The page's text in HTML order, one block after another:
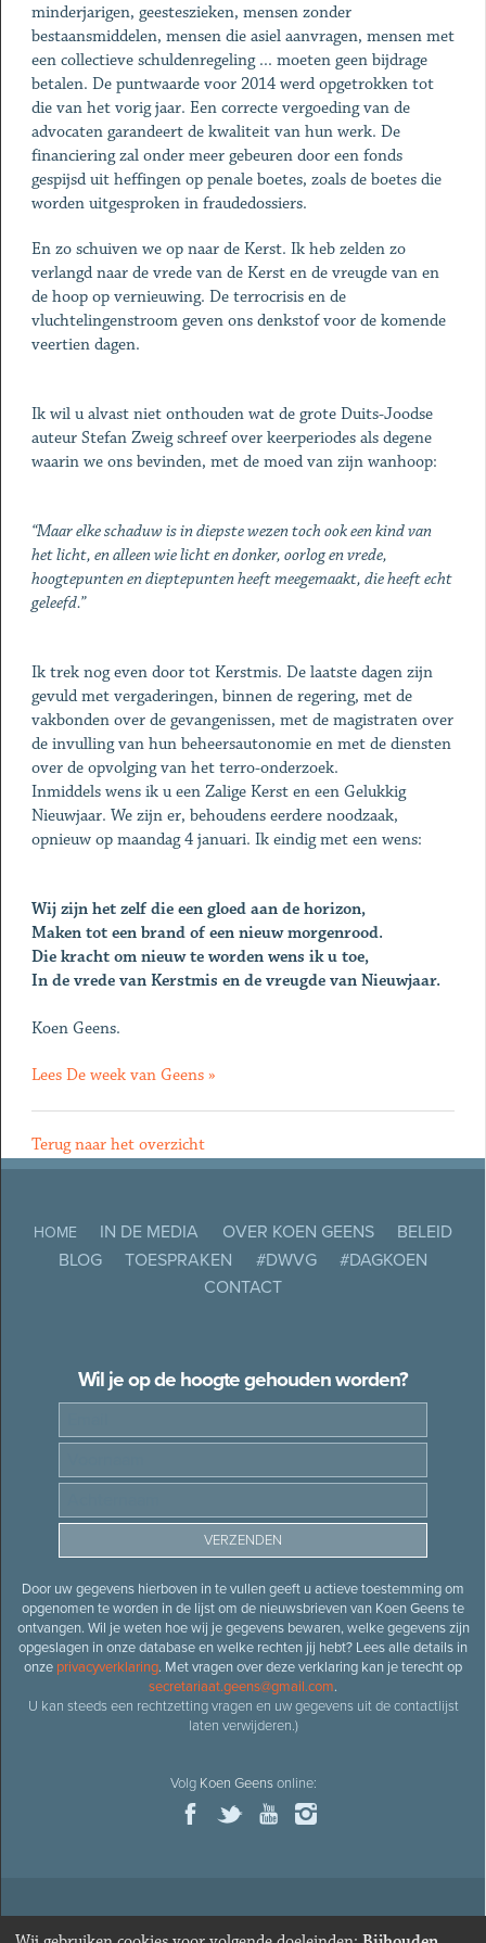
minderjarigen, geesteszieken, mensen zonder
bestaansmiddelen, mensen die asiel aanvragen, mensen met
een collectieve schuldenregeling ... moeten geen bijdrage
betalen. De puntwaarde voor 2014 werd opgetrokken tot
die van het vorig jaar. Een correcte vergoeding van de
advocaten garandeert de kwaliteit van hun werk. De
financiering zal onder meer gebeuren door een fonds
gespijsd uit heffingen op penale boetes, zoals de boetes die
worden uitgesproken in fraudedossiers.
En zo schuiven we op naar de Kerst. Ik heb zelden zo
verlangd naar de vrede van de Kerst en de vreugde van en
de hoop op vernieuwing. De terrocrisis en de
vluchtelingenstroom geven ons denkstof voor de komende
veertien dagen.
Ik wil u alvast niet onthouden wat de grote Duits-Joodse
auteur Stefan Zweig schreef over keerperiodes als degene
waarin we ons bevinden, met de moed van zijn wanhoop:
“Maar elke schaduw is in diepste wezen toch ook een kind van
het licht, en alleen wie licht en donker, oorlog en vrede,
hoogtepunten en dieptepunten heeft meegemaakt, die heeft echt
geleefd.”
Ik trek nog even door tot Kerstmis. De laatste dagen zijn
gevuld met vergaderingen, binnen de regering, met de
vakbonden over de gevangenissen, met de magistraten over
de invulling van hun beheersautonomie en met de diensten
over de opvolging van het terro-onderzoek.
Inmiddels wens ik u een Zalige Kerst en een Gelukkig
Nieuwjaar. We zijn er, behoudens eerdere noodzaak,
opnieuw op maandag 4 januari. Ik eindig met een wens:
Wij zijn het zelf die een gloed aan de horizon,
Maken tot een brand of een nieuw morgenrood.
Die kracht om nieuw te worden wens ik u toe,
In de vrede van Kerstmis en de vreugde van Nieuwjaar.
Koen Geens.
Lees De week van Geens »
Terug naar het overzicht
HOME IN DE MEDIA OVER KOEN GEENS
BELEID
BLOG
TOESPRAKEN #DWVG
#DAGKOEN
CONTACT
Wil je op de hoogte gehouden worden?
Door uw gegevens hierboven in te vullen geeft u actieve toestemming om
opgenomen te worden in de lijst om de nieuwsbrieven van Koen Geens te
ontvangen. Wil je weten hoe wij je gegevens bewaren, welke gegevens zijn
opgeslagen in onze database en welke rechten jij hebt? Lees alle details in
onze privacyverklaring. Met vragen over deze verklaring kan je terecht op
secretariaat.geens@gmail.com.
U kan steeds een rechtzetting vragen en uw gegevens uit de contactlijst
laten verwijderen.)
Volg Koen Geensonline:
© 2026Oud-minister en ere-volksvertegenwoordiger Koen